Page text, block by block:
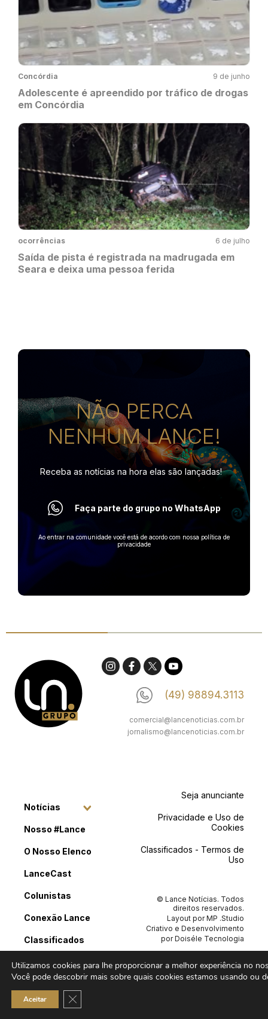
Concórdia 9 de junho
Adolescente é apreendido por tráfico de drogas
em Concórdia
ocorrências 6 de julho
Saída de pista é registrada na madrugada em
Seara e deixa uma pessoa ferida
NÃO PERCA
NENHUM LANCE!
Receba as notícias na hora elas são lançadas!
Faça parte do grupo no WhatsApp
Ao entrar na comunidade você está de acordo com nossa política de
privacidade
(49) 98894.3113
comercial@lancenoticias.com.br
jornalismo@lancenoticias.com.br
Notícias
Nosso #Lance
O Nosso Elenco
LanceCast
Colunistas
Conexão Lance
Classificados
Contato
Seja anunciante
Privacidade e Uso de
Cookies
Classificados - Termos de
Uso
© Lance Notícias. Todos
direitos reservados.
Layout porMP .Studio
Criativo e Desenvolvimento
porDoiséle Tecnologia
Utilizamos cookies para lhe proporcionar a melhor experiência no
Você pode descobrir mais sobre quais cookies estamos usando ou
Aceitar Close GDPR Cookie Banner